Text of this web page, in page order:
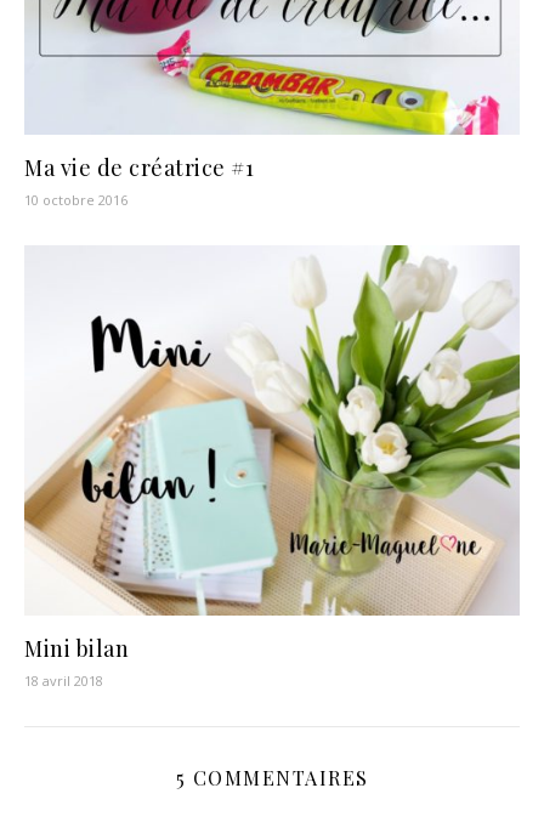
Ma vie de créatrice #1
10 octobre 2016
Mini bilan
18 avril 2018
5 COMMENTAIRES